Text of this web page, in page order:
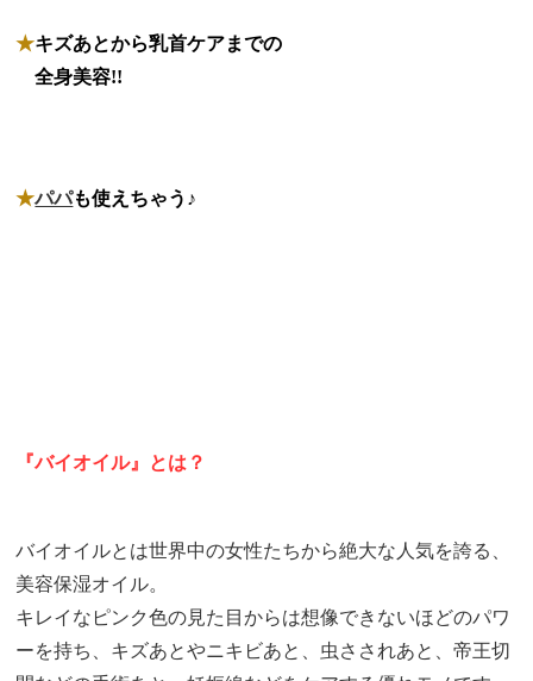
★キズあとから乳首ケアまでの
★全身美容!!
★パパも使えちゃう♪
『バイオイル』とは？
バイオイルとは世界中の女性たちから絶大な人気を誇る、
美容保湿オイル。
キレイなピンク色の見た目からは想像できないほどのパワ
ーを持ち、キズあとやニキビあと、虫さされあと、帝王切